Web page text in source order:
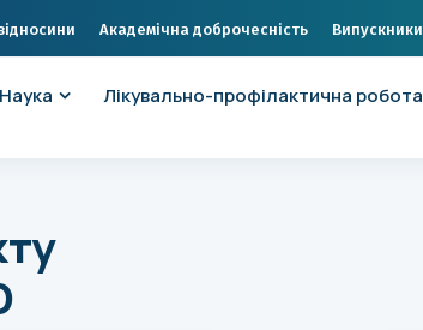
Академічна доброчесність Випускники
Наука
Лікувально-профілактична робота